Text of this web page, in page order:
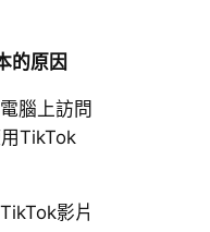
的原因
腦上訪問
TikTok
影片